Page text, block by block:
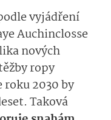
vyjádření
Auchinclosse
nových
ropy
roku 2030 by
Taková